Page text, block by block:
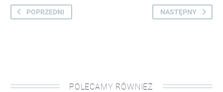
POPRZEDNI NASTĘPNY
POLECAMY RÓWNIEŻ